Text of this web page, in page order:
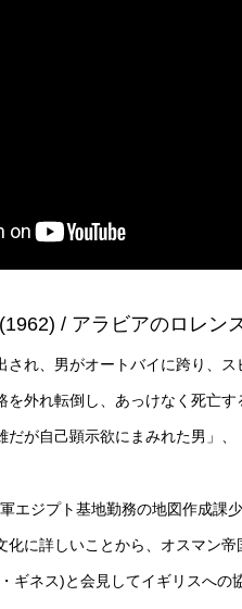
/ アラビアのロレン
され、男がオートバイに跨り、
を外れ転倒し、あっけなく死亡
だが自己顕示欲にまみれた男」
エジプト基地勤務の地図作成課
化に詳しいことから、オスマン
ギネス)と会見してイギリスへ